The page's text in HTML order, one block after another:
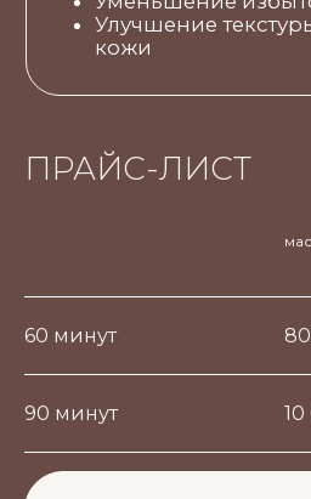
ПРАЙС-ЛИСТ
60 минут
90 минут